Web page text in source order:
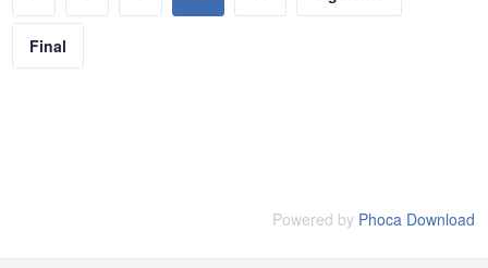
Final
Powered by Phoca Download